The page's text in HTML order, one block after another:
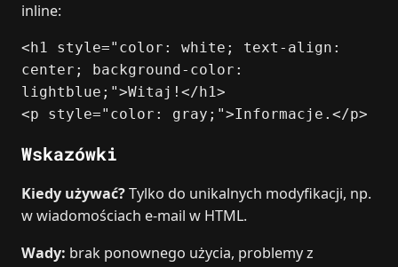
inline:
<h1 style="color: white; text-align:
center; background-color:
lightblue;">Witaj!</h1>
<p style="color: gray;">Informacje.</p>
Wskazówki
Kiedy używać?Tylko do unikalnych modyfikacji, np.
w wiadomościach e‑mail w HTML.
Wady: brak ponownego użycia, problemy z